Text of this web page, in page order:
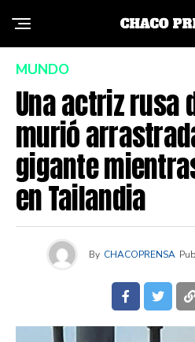
MUNDO
Una actriz rusa
murió
gigante
en Tailandia
By CHACOPRENSA